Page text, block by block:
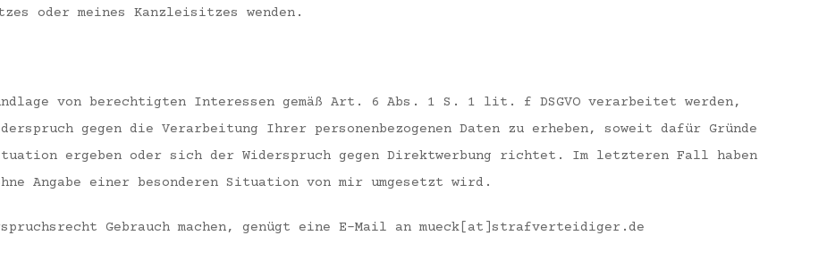
oder meines Kanzleisitzes wenden.
von berechtigten Interessen gemäß Art. 6 Abs. 1 S. 1 lit. f DSGVO verarbeitet werden,
gegen die Verarbeitung Ihrer personenbezogenen Daten zu erheben, soweit dafür Gründe
ergeben oder sich der Widerspruch gegen Direktwerbung richtet. Im letzteren Fall haben
Angabe einer besonderen Situation von mir umgesetzt wird.
Gebrauch machen, genügt eine E-Mail an mueck[at]strafverteidiger.de